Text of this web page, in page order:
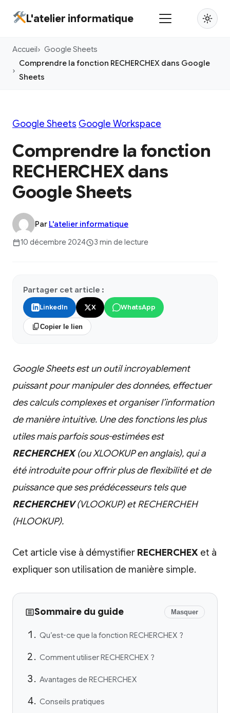
principal
L'atelier informatique
Accueil
Google Sheets
Comprendre la fonction RECHERCHEX dans Google
Sheets
Google Sheets Google Workspace
Comprendre la fonction
RECHERCHEX dans
Google Sheets
Par L'atelier informatique
10 décembre 2024
3 min de lecture
Partager cet article :
LinkedIn X WhatsApp
Copier le lien
Google Sheets est un outil incroyablement
puissant pour manipuler des données, effectuer
des calculs complexes et organiser l’information
de manière intuitive. Une des fonctions les plus
utiles mais parfois sous-estimées est
RECHERCHEX(ou XLOOKUP en anglais), qui a
été introduite pour offrir plus de flexibilité et de
puissance que ses prédécesseurs tels que
RECHERCHEV(VLOOKUP) et RECHERCHEH
(HLOOKUP).
Cet article vise à démystifier RECHERCHEX et à
expliquer son utilisation de manière simple.
Sommaire du guide Masquer
Qu’est-ce que la fonction RECHERCHEX ?
Comment utiliser RECHERCHEX ?
Avantages de RECHERCHEX
Conseils pratiques